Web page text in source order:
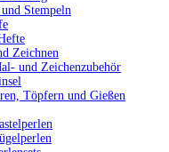
Stempeln
Zeichnen
und Zeichenzubehör
Töpfern und Gießen